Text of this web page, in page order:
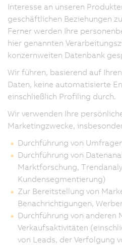
Interesse an unseren
geschäftlichen Beziehungen
Ferner werden Ihre
hier genannten
konzernweiten Datenbank
Wir führen, basierend auf
Daten, keine automatisierte
einschließlich Profiling durch.
Wir verwenden Ihre
Marketingzwecke,
Durchführung von
Durchführung von
Marktforschung,
Kundensegmentierung)
Zur Bereitstellung von
Benachrichtigungen,
Durchführung von anderen
Verkaufsaktivitäten
von Leads, der Verfolgung